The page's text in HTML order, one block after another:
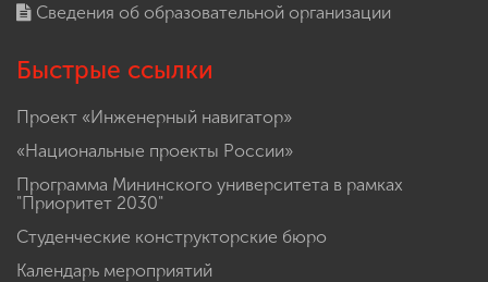
Сведения об образовательной организации
Быстрые ссылки
Проект «Инженерный навигатор»
«Национальные проекты России»
Программа Мининского университета в рамках
"Приоритет 2030"
Студенческие конструкторские бюро
Календарь мероприятий